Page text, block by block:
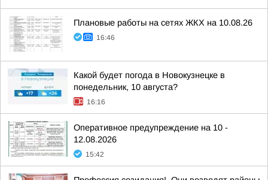
Плановые работы на сетях ЖКХ на 10.08.26
16:46
Какой будет погода в Новокузнецке в
понедельник, 10 августа?
16:16
Оперативное предупреждение на 10 -
12.08.2026
15:42